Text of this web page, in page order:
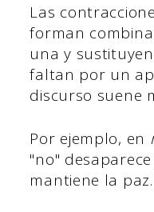
Las
forman
una y
faltan por un
discurso suene
Por ejemplo, en
"no"
mantiene la paz.